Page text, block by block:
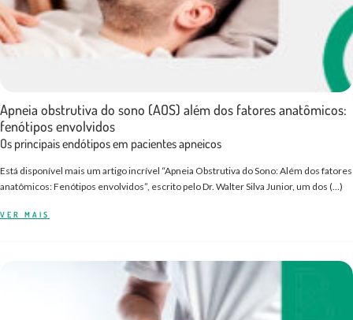
Apneia obstrutiva do sono (AOS) além dos fatores anatômicos:
fenótipos envolvidos
Os principais endótipos em pacientes apneicos
Está disponível mais um artigo incrível “Apneia Obstrutiva do Sono: Além dos fatores
anatômicos: Fenótipos envolvidos”, escrito pelo Dr. Walter Silva Junior, um dos (…)
VER MAIS